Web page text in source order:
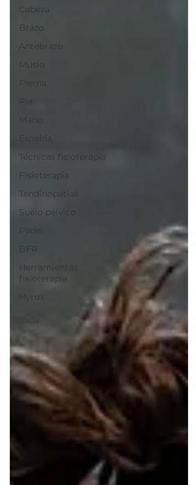
Cabeza
Brazo
Antebrazo
Muslo
Técnicas fisioterapia
Fisioterapia
Tendinopatías
Suelo pélvico
Padel
Herramientas
fisioterapia